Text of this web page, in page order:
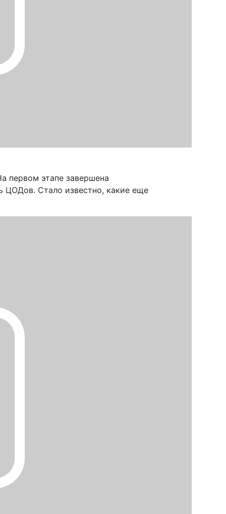
первом этапе завершена
ЦОДов. Стало известно, какие еще